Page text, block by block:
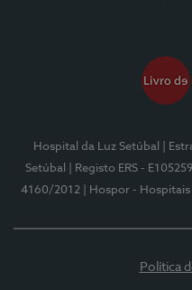
Hospital da Luz Setúbal
|
Setúbal
| Registo ERS - E105259
4160/2012
| Hospor -
Política